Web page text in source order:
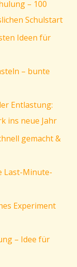
– 100
Schulstart
Ideen für
– bunte
Entlastung:
ins neue Jahr
gemacht &
Last-Minute-
Experiment
– Idee für